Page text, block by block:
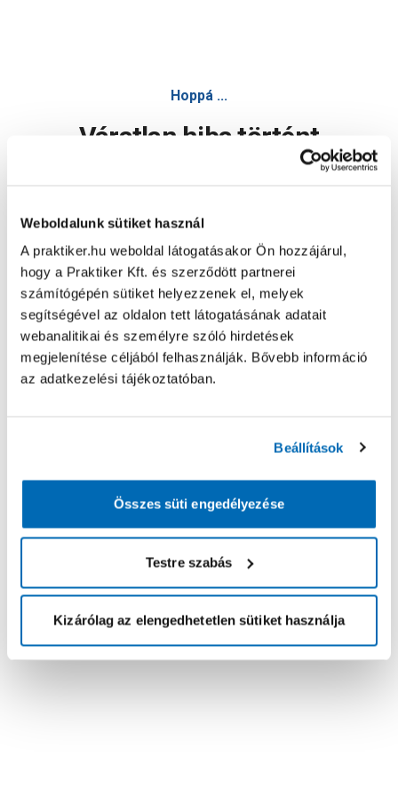
Weboldalunk sütiket használ
A praktiker.hu weboldal látogatásakor Ön hozzájárul,
hogy a Praktiker Kft. és szerződött partnerei
számítógépén sütiket helyezzenek el, melyek
segítségével az oldalon tett látogatásának adatait
webanalitikai és személyre szóló hirdetések
megjelenítése céljából felhasználják. Bővebb információ
az adatkezelési tájékoztatóban.
Beállítások
Összes süti engedélyezése
Testre szabás
Kizárólag az elengedhetetlen sütiket használja
Hoppá ...
Váratlan hiba történt
Oldal újratöltése